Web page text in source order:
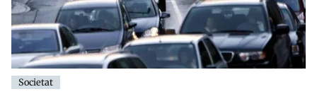
Societat